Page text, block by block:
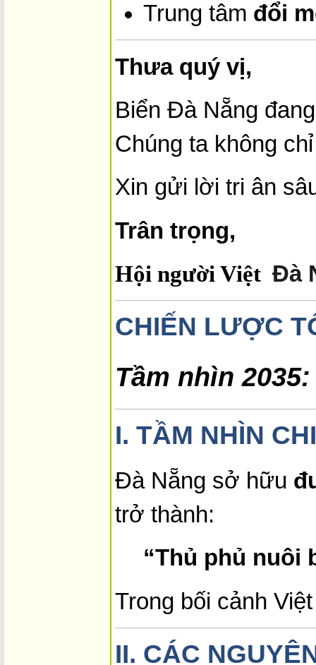
Trung tâm đổi
Thưa quý vị,
Biển Đà Nẵng
Chúng ta không
Xin gửi lời tri ân
Trân trọng,
Hội người Việt Đà
CHIẾN LƯỢC
Tầm nhìn
I. TẦM NHÌN
Đà Nẵng sở hữu
trở thành:
“Thủ phủ nuôi
Trong bối cảnh
II. CÁC